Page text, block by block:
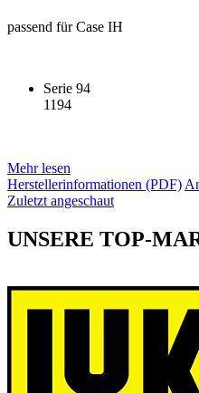
passend für Case IH
Serie 94
1194
Mehr lesen
Herstellerinformationen (PDF)
Zuletzt angeschaut
UNSERE TOP-